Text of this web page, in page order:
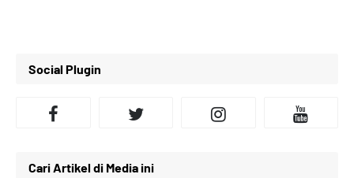
Social Plugin
Cari Artikel di Media ini